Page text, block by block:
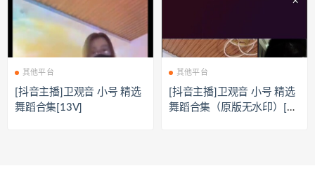
其他平台
[抖音主播]卫观音 小号 精选
舞蹈合集[13V]
其他平台
[抖音主播]卫观音 小号 精选
舞蹈合集（原版无水印）[9